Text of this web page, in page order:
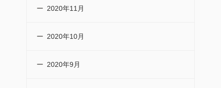
2020年11月
2020年10月
2020年9月